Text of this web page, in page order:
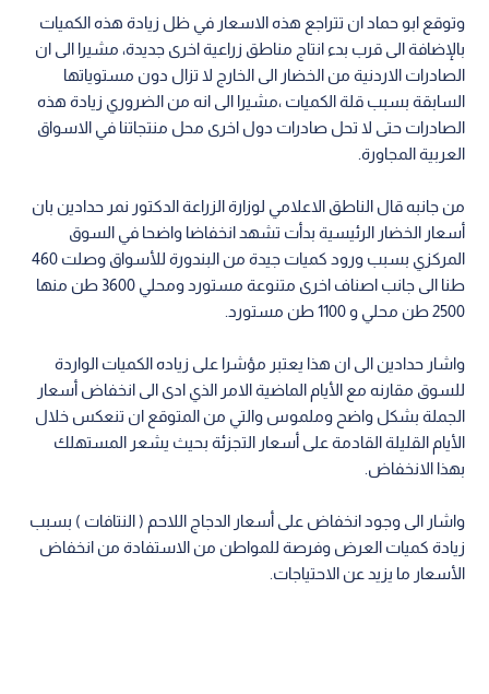
وتوقع ابو حماد ان تتراجع هذه الاسعار في ظل زيادة هذه الكميات
بالإضافة الى قرب بدء انتاج مناطق زراعية اخرى جديدة، مشيرا الى ان
الصادرات الاردنية من الخضار الى الخارج لا تزال دون مستوياتها
السابقة بسبب قلة الكميات ،مشيرا الى انه من الضروري زيادة هذه
الصادرات حتى لا تحل صادرات دول اخرى محل منتجاتنا في الاسواق
العربية المجاورة.
من جانبه قال الناطق الاعلامي لوزارة الزراعة الدكتور نمر حدادين بان
أسعار الخضار الرئيسية بدأت تشهد انخفاضا واضحا في السوق
المركزي بسبب ورود كميات جيدة من البندورة للأسواق وصلت 460
طنا الى جانب اصناف اخرى متنوعة مستورد ومحلي 3600 طن منها
2500 طن محلي و 1100 طن مستورد.
واشار حدادين الى ان هذا يعتبر مؤشرا على زياده الكميات الواردة
للسوق مقارنه مع الأيام الماضية الامر الذي ادى الى انخفاض أسعار
الجملة بشكل واضح وملموس والتي من المتوقع ان تنعكس خلال
الأيام القليلة القادمة على أسعار التجزئة بحيث يشعر المستهلك
بهذا الانخفاض.
واشار الى وجود انخفاض على أسعار الدجاج اللاحم ( النتافات ) بسبب
زيادة كميات العرض وفرصة للمواطن من الاستفادة من انخفاض
الأسعار ما يزيد عن الاحتياجات.